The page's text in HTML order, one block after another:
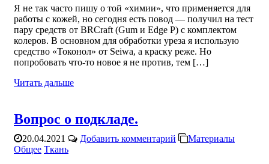
Я не так часто пишу о той «химии», что применяется для
работы с кожей, но сегодня есть повод — получил на тест
пару средств от BRCraft (Gum и Edge P) с комплектом
колеров. В основном для обработки уреза я использую
средство «Токонол» от Seiwa, а краску реже. Но
попробовать что-то новое я не против, тем […]
Читать дальше
Вопрос о подкладе.
20.04.2021 Добавить комментарий
Материалы
Общее Ткань